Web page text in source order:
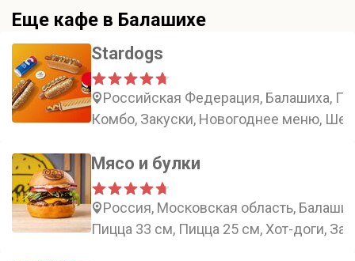
Еще кафе в Балашихе
Stardogs
Российская Федерация, Балашиха,
Комбо, Закуски, Новогоднее меню,
Мясо и булки
Россия, Московская область,
Пицца 33 см, Пицца 25 см, Хот-доги,